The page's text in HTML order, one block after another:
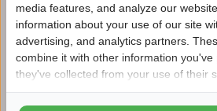
hebben een zelfklevende achterkant
montage, terwijl andere geschikt zijn
clips of profielen.
Belangrijke specificaties en waar
Bij de keuze van COB LED strips
Nu 15%
15korting
media features, and analyze our
information about your use of our site
advertising, and analytics partners.
combine it with other information
they've collected from your use of their